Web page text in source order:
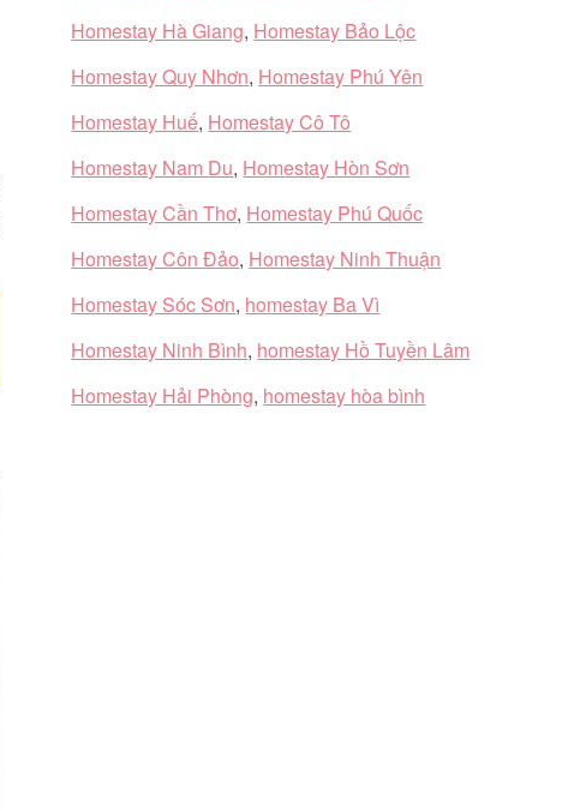
Homestay Hà Giang, Homestay Bảo Lộc
Homestay Quy Nhơn, Homestay Phú Yên
Homestay Huế, Homestay Cô Tô
Homestay Nam Du, Homestay Hòn Sơn
Homestay Cần Thơ, Homestay Phú Quốc
Homestay Côn Đảo, Homestay Ninh Thuận
Homestay Sóc Sơn, homestay Ba Vì
Homestay Ninh Bình, homestay Hồ Tuyền Lâm
Homestay Hải Phòng, homestay hòa bình